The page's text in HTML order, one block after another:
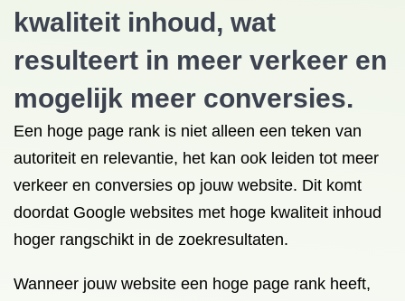
kwaliteit inhoud, wat
resulteert in meer verkeer en
mogelijk meer conversies.
Een hoge page rank is niet alleen een teken van
autoriteit en relevantie, het kan ook leiden tot meer
verkeer en conversies op jouw website. Dit komt
doordat Google websites met hoge kwaliteit inhoud
hoger rangschikt in de zoekresultaten.
Wanneer jouw website een hoge page rank heeft,